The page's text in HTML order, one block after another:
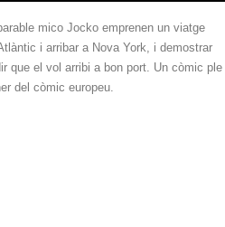
mico Jocko emprenen un viatge
i arribar a Nova York, i demostrar
que el vol arribi a bon port. Un còmic ple
del còmic europeu.